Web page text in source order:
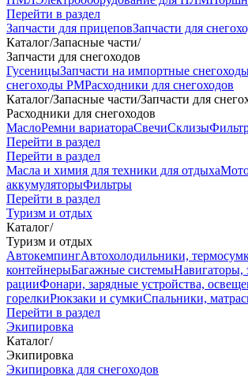
Перейти в раздел
Запчасти для прицеповЗапчасти для
Каталог/Запасные части/
Запчасти для снегоходов
ГусеницыЗапчасти на импортные
снегоходы РМРасходники для снегоходов
Каталог/Запасные части/Запчасти для
Расходники для снегоходов
МаслоРемни вариатораСвечиСклизы
Перейти в раздел
Перейти в раздел
Масла и химия для техники для отдыха
аккумуляторыФильтры
Перейти в раздел
Туризм и отдых
Каталог/
Туризм и отдых
АвтокемпингАвтохолодильники,
контейнерыБагажные системыНавигаторы,
рацииФонари, зарядные устройства,
горелкиРюкзаки и сумкиСпальники,
Перейти в раздел
Экипировка
Каталог/
Экипировка
Экипировка для снегоходов